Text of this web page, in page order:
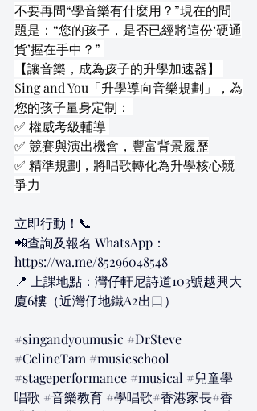
不要再問“學音樂有什麼用？”現在的問
題是：“您的孩子，是否已經將這份‘硬通
貨’握在手中？”
【讓音樂，成為孩子的升學加速器】
Sing and You「升學導向音樂規劃」，為
您的孩子量身定制：
✅ 權威考級輔導
✅ 競賽與演出機會，豐富背景履歷
✅ 精準規劃，將唱歌轉化為升學核心競
爭力
立即行動！📞
📲查詢及報名 WhatsApp：
https://wa.me/85296048548
📍 上課地點：灣仔軒尼詩道103號越興大
廈6樓（近灣仔地鐵A2出口）
#singandyoumusic #DrSteve
#CelineTam #musicschool
#stageperformance #musical #兒童學
唱歌 #音樂教育 #學唱歌#香港家長#香